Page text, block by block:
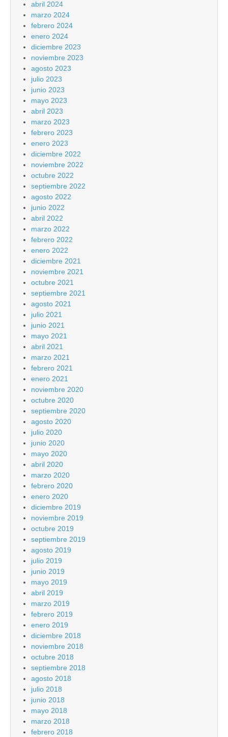
abril 2024
marzo 2024
febrero 2024
enero 2024
diciembre 2023
noviembre 2023
agosto 2023
julio 2023
junio 2023
mayo 2023
abril 2023
marzo 2023
febrero 2023
enero 2023
diciembre 2022
noviembre 2022
octubre 2022
septiembre 2022
agosto 2022
junio 2022
abril 2022
marzo 2022
febrero 2022
enero 2022
diciembre 2021
noviembre 2021
octubre 2021
septiembre 2021
agosto 2021
julio 2021
junio 2021
mayo 2021
abril 2021
marzo 2021
febrero 2021
enero 2021
noviembre 2020
octubre 2020
septiembre 2020
agosto 2020
julio 2020
junio 2020
mayo 2020
abril 2020
marzo 2020
febrero 2020
enero 2020
diciembre 2019
noviembre 2019
octubre 2019
septiembre 2019
agosto 2019
julio 2019
junio 2019
mayo 2019
abril 2019
marzo 2019
febrero 2019
enero 2019
diciembre 2018
noviembre 2018
octubre 2018
septiembre 2018
agosto 2018
julio 2018
junio 2018
mayo 2018
marzo 2018
febrero 2018